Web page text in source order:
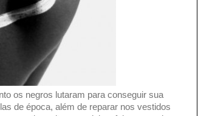
os negros lutaram para conseguir sua
de época, além de reparar nos vestidos